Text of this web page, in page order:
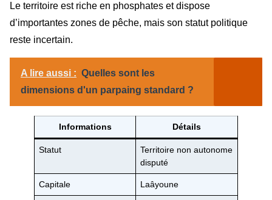
Le territoire est riche en phosphates et dispose
d’importantes zones de pêche, mais son statut politique
reste incertain.
A lire aussi : Quelles sont les
dimensions d'un parpaing standard ?
Informations Détails
Statut
Territoire non autonome
disputé
Capitale Laâyoune